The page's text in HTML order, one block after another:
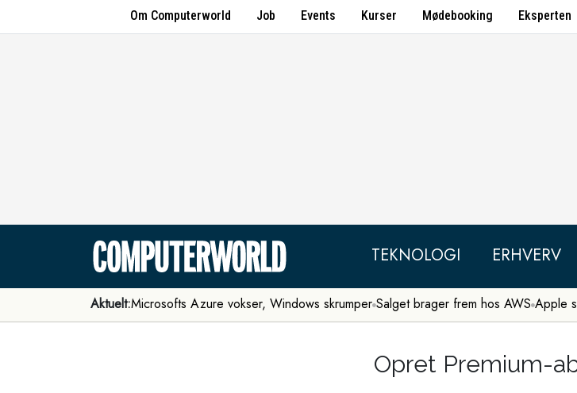
Om Computerworld Job Events Kurser Mødebooking Eksperten
TEKNOLOGI ERHVERV
Aktuelt:Microsofts Azure vokser, Windows skrumper Salget brager frem hos AWS Apple
Opret Premium-